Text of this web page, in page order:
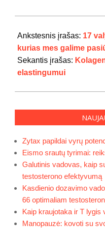
05-
28
Ankstesnis įrašas: 17
kurias mes galime
Sekantis įrašas:
elastingumui
Zytax papildai vyrų
Eismo srautų tyrimai:
Galutinis vadovas, kaip
testosterono efektyvumą
Kasdienio dozavimo
66 optimaliam
Kaip kraujotaka ir T lygis
Manopauzė: kovoti su